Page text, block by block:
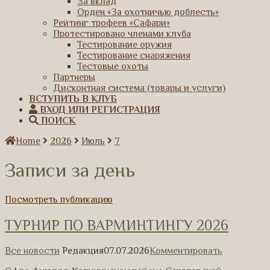
Орден «За охотничью доблесть»
Рейтинг трофеев «Сафари»
Протестировано членами клуба
Тестирование оружия
Тестирование снаряжения
Тестовые охоты
Партнеры
Дисконтная система (товары и услуги)
ВСТУПИТЬ В КЛУБ
ВХОД ИЛИ РЕГИСТРАЦИЯ
ПОИСК
Home
2026 Июль 7
Записи за день
Посмотреть публикацию
ТУРНИР ПО ВАРМИНТИНГУ 2026
Все новости Редакция07.07.2026Комментировать